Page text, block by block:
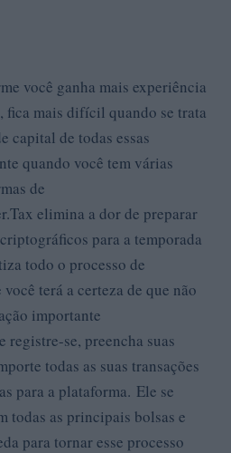
você ganha mais experiência
fica mais difícil quando se trata
capital de todas essas
quando você tem várias
de
elimina a dor de preparar
para a temporada
todo o processo de
terá a certeza de que não
importante
registre-se, preencha suas
todas as suas transações
para a plataforma. Ele se
todas as principais bolsas e
para tornar esse processo